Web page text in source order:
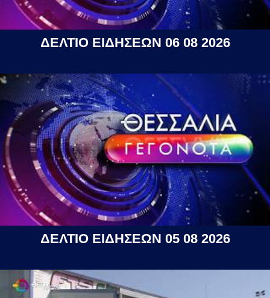
ΔΕΛΤΙΟ ΕΙΔΗΣΕΩΝ 06 08 2026
ΔΕΛΤΙΟ ΕΙΔΗΣΕΩΝ 05 08 2026